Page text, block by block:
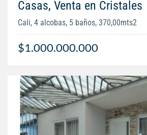
Casas, Venta en Cristales
Cali, 4 alcobas, 5 baños, 370,00mts2
$1.000.000.000